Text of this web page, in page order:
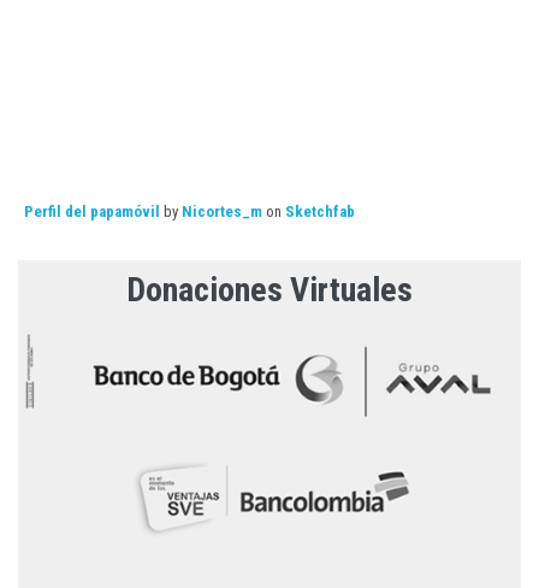
Perfil del papamóvil by Nicortes_m on Sketchfab
Donaciones Virtuales